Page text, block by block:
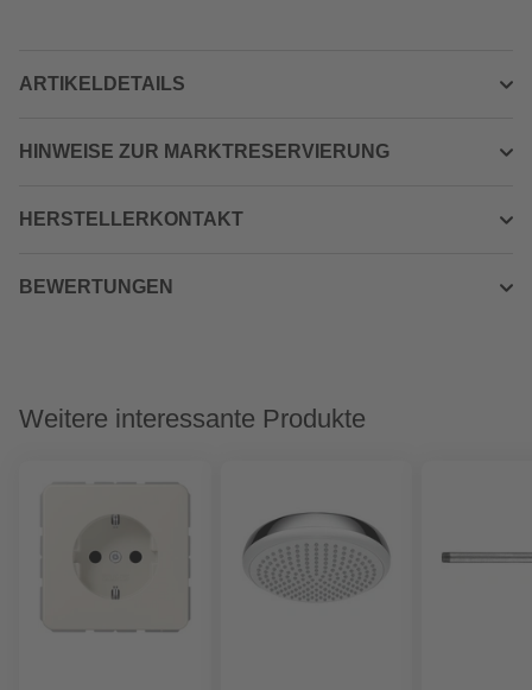
ARTIKELDETAILS
HINWEISE ZUR MARKTRESERVIERUNG
HERSTELLERKONTAKT
BEWERTUNGEN
Weitere interessante Produkte